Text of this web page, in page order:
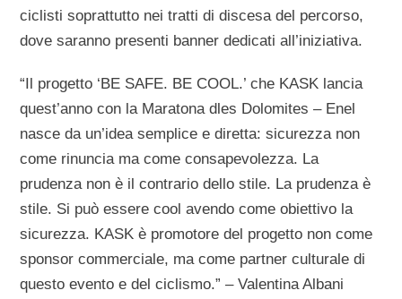
ciclisti soprattutto nei tratti di discesa del percorso,
dove saranno presenti banner dedicati all’iniziativa.
“Il progetto ‘BE SAFE. BE COOL.’ che KASK lancia
quest’anno con la Maratona dles Dolomites – Enel
nasce da un’idea semplice e diretta: sicurezza non
come rinuncia ma come consapevolezza. La
prudenza non è il contrario dello stile. La prudenza è
stile. Si può essere cool avendo come obiettivo la
sicurezza. KASK è promotore del progetto non come
sponsor commerciale, ma come partner culturale di
questo evento e del ciclismo.” – Valentina Albani